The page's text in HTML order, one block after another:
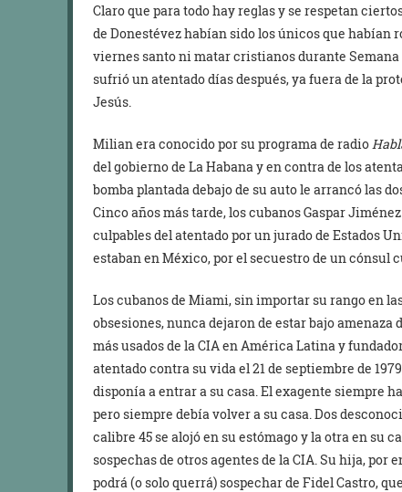
Claro que para todo hay reglas y se respetan
de Donestévez habían sido los únicos que habían
viernes santo ni matar cristianos durante
sufrió un atentado días después, ya fuera de la
Jesús.
Milian era conocido por su programa de radio
del gobierno de La Habana y en contra de los
bomba plantada debajo de su auto le arrancó las
Cinco años más tarde, los cubanos Gaspar
culpables del atentado por un jurado de Estados
estaban en México, por el secuestro de un cónsul
Los cubanos de Miami, sin importar su rango en
obsesiones, nunca dejaron de estar bajo amenaza
más usados de la CIA en América Latina y
atentado contra su vida el 21 de septiembre de
disponía a entrar a su casa. El exagente siempre
pero siempre debía volver a su casa. Dos
calibre 45 se alojó en su estómago y la otra en su
sospechas de otros agentes de la CIA. Su hija, por
podrá (o solo querrá) sospechar de Fidel Castro,